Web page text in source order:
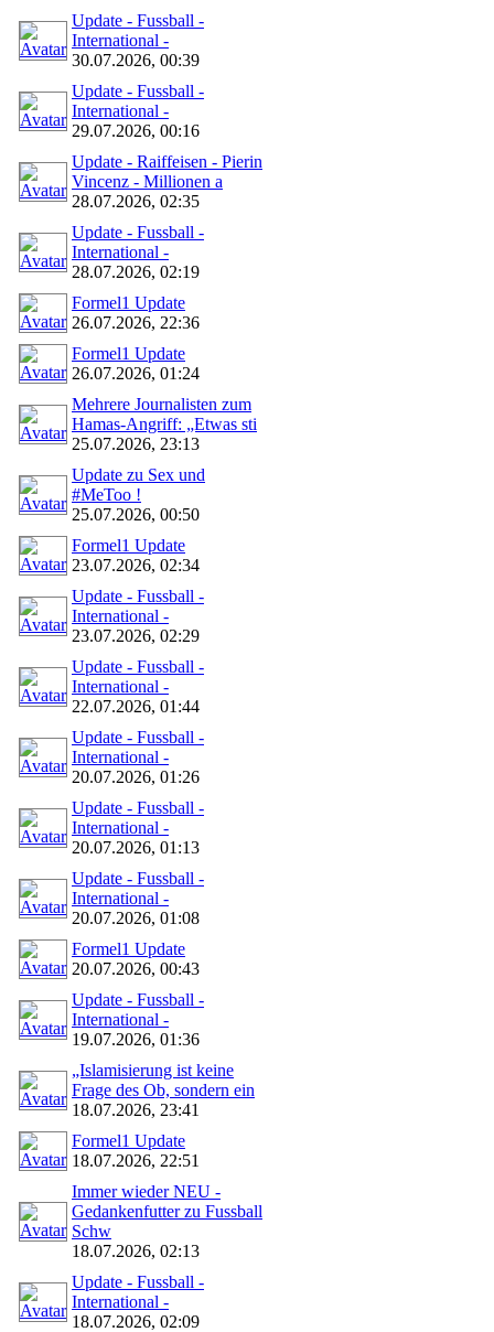
Update - Fussball -
International -
30.07.2026, 00:39
Update - Fussball -
International -
29.07.2026, 00:16
Update - Raiffeisen - Pierin
Vincenz - Millionen a
28.07.2026, 02:35
Update - Fussball -
International -
28.07.2026, 02:19
Formel1 Update
26.07.2026, 22:36
Formel1 Update
26.07.2026, 01:24
Mehrere Journalisten zum
Hamas-Angriff: „Etwas sti
25.07.2026, 23:13
Update zu Sex und
#MeToo !
25.07.2026, 00:50
Formel1 Update
23.07.2026, 02:34
Update - Fussball -
International -
23.07.2026, 02:29
Update - Fussball -
International -
22.07.2026, 01:44
Update - Fussball -
International -
20.07.2026, 01:26
Update - Fussball -
International -
20.07.2026, 01:13
Update - Fussball -
International -
20.07.2026, 01:08
Formel1 Update
20.07.2026, 00:43
Update - Fussball -
International -
19.07.2026, 01:36
„Islamisierung ist keine
Frage des Ob, sondern ein
18.07.2026, 23:41
Formel1 Update
18.07.2026, 22:51
Immer wieder NEU -
Gedankenfutter zu Fussball
Schw
18.07.2026, 02:13
Update - Fussball -
International -
18.07.2026, 02:09